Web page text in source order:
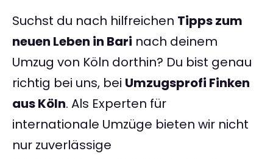
Suchst du nach hilfreichen Tipps zum
neuen Leben in Bari nach deinem
Umzug von Köln dorthin? Du bist genau
richtig bei uns, bei Umzugsprofi Finken
aus Köln. Als Experten für
internationale Umzüge bieten wir nicht
nur zuverlässige